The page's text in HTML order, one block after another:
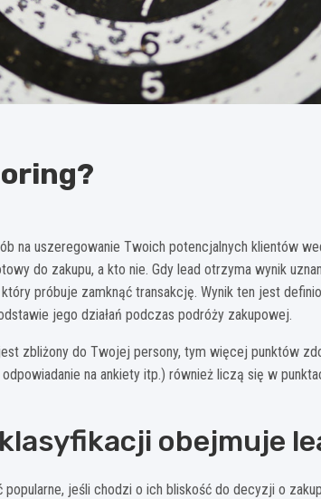
na uszeregowanie Twoich potencjalnych klientów
do zakupu, a kto nie. Gdy lead otrzyma wynik
próbuje zamknąć transakcję. Wynik ten jest
jego działań podczas podróży zakupowej.
zbliżony do Twojej persony, tym więcej punktów
na ankiety itp.) również liczą się w
obejmuje
jeśli chodzi o ich bliskość do decyzji o